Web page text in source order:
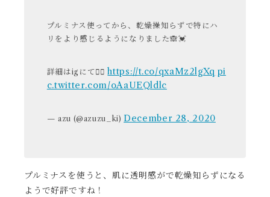
プルミナス使ってから、乾燥操知らずで特にハ
リをより感じるようになりました🙈💓
詳細はigにて💁‍♀️ https://t.co/qxaMz2lgXq pi
c.twitter.com/oAaUEQldlc
— azu (@azuzu_ki) December 28, 2020
プルミナスを使うと、肌に透明感がで乾燥知らずになる
ようで好評ですね！